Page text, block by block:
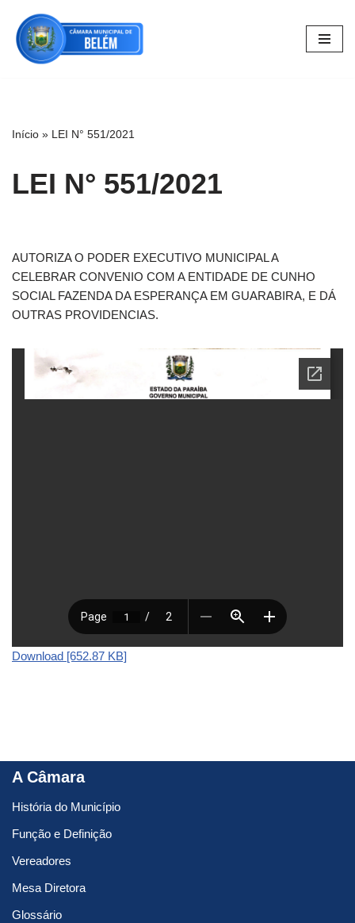
Pular
para
Início » LEI N° 551/2021
LEI N° 551/2021
AUTORIZA O PODER EXECUTIVO MUNICIPAL A
CELEBRAR CONVENIO COM A ENTIDADE DE CUNHO
SOCIAL FAZENDA DA ESPERANÇA EM GUARABIRA, E DÁ
OUTRAS PROVIDENCIAS.
Download [652.87 KB]
A Câmara
História do Município
Função e Definição
Vereadores
Mesa Diretora
Glossário